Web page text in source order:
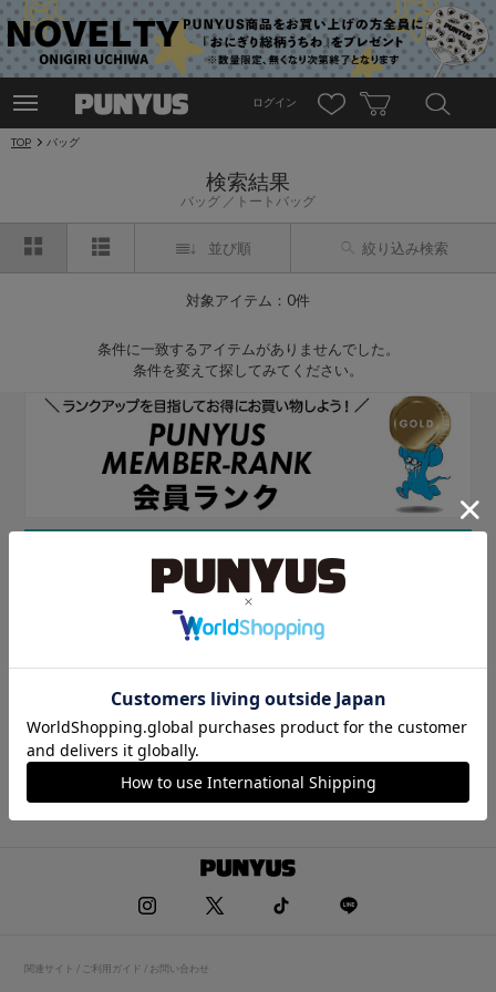
ログイン
TOP バッグ
検索結果
バッグ トートバッグ
並び順 絞り込み検索
対象アイテム：0件
条件に一致するアイテムがありませんでした。
条件を変えて探してみてください。
関連サイト / ご利用ガイド / お問い合わせ